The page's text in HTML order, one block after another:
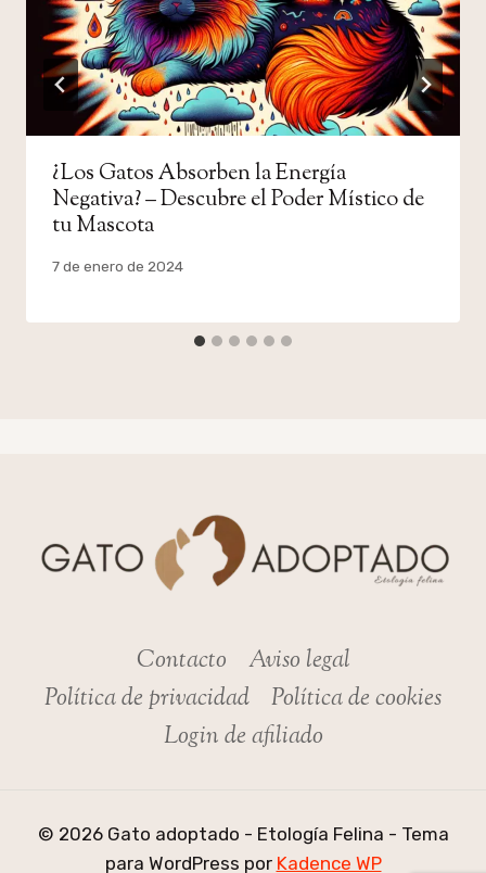
¿Los Gatos Absorben la Energía
Negativa? – Descubre el Poder Místico de
tu Mascota
Por
7 de enero de 2024
Contacto
Aviso legal
Política de privacidad
Política de cookies
Login de afiliado
© 2026 Gato adoptado - Etología Felina - Tema
para WordPress por Kadence WP